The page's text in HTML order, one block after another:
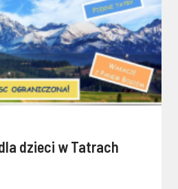
dzieci w Tatrach